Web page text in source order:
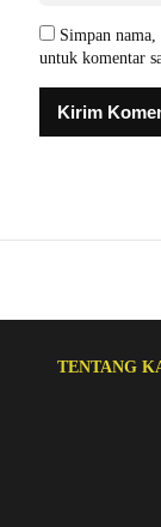
Simpan
untuk komentar
TENTANG